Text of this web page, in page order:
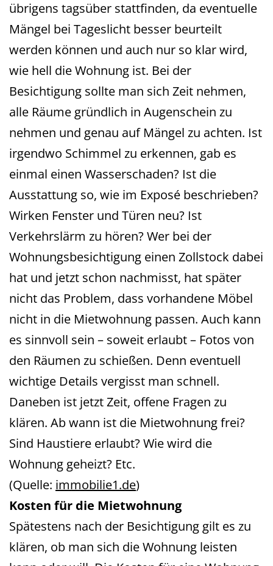
übrigens tagsüber stattfinden, da eventuelle
Mängel bei Tageslicht besser beurteilt
werden können und auch nur so klar wird,
wie hell die Wohnung ist. Bei der
Besichtigung sollte man sich Zeit nehmen,
alle Räume gründlich in Augenschein zu
nehmen und genau auf Mängel zu achten. Ist
irgendwo Schimmel zu erkennen, gab es
einmal einen Wasserschaden? Ist die
Ausstattung so, wie im Exposé beschrieben?
Wirken Fenster und Türen neu? Ist
Verkehrslärm zu hören? Wer bei der
Wohnungsbesichtigung einen Zollstock dabei
hat und jetzt schon nachmisst, hat später
nicht das Problem, dass vorhandene Möbel
nicht in die Mietwohnung passen. Auch kann
es sinnvoll sein – soweit erlaubt – Fotos von
den Räumen zu schießen. Denn eventuell
wichtige Details vergisst man schnell.
Daneben ist jetzt Zeit, offene Fragen zu
klären. Ab wann ist die Mietwohnung frei?
Sind Haustiere erlaubt? Wie wird die
Wohnung geheizt? Etc.
(Quelle: immobilie1.de)
Kosten für die Mietwohnung
Spätestens nach der Besichtigung gilt es zu
klären, ob man sich die Wohnung leisten